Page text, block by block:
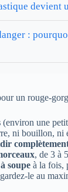
devient
:
un rouge-
(environ une
ni bouillon, ni
, de 3 à
soupe à la fois,
le au